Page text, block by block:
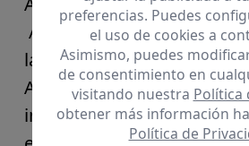
Acuña subrayó que "la
las administraciones y
ADEPSI es la mejor
inclusión y la
preferencias. Puedes
el uso de cookies a
Asimismo, puedes
de consentimiento en
visitando nuestra Política
obtener más información
Política de